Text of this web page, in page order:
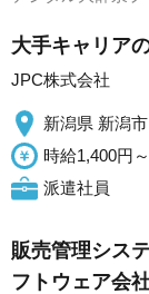
大手キャリア
JPC株式会社
新潟県 新潟市
時給1,400円
派遣社員
販売管理シス
フトウェア会